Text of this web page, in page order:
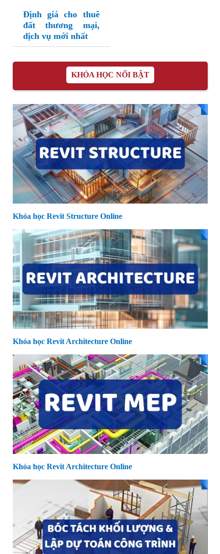
Định giá cho thuê
đất thương mại,
dịch vụ mới nhất
KHÓA HỌC NỔI BẬT
Khóa học Revit Structure Online
Khóa học Revit Architecture Online
Khóa học Revit Architecture Online